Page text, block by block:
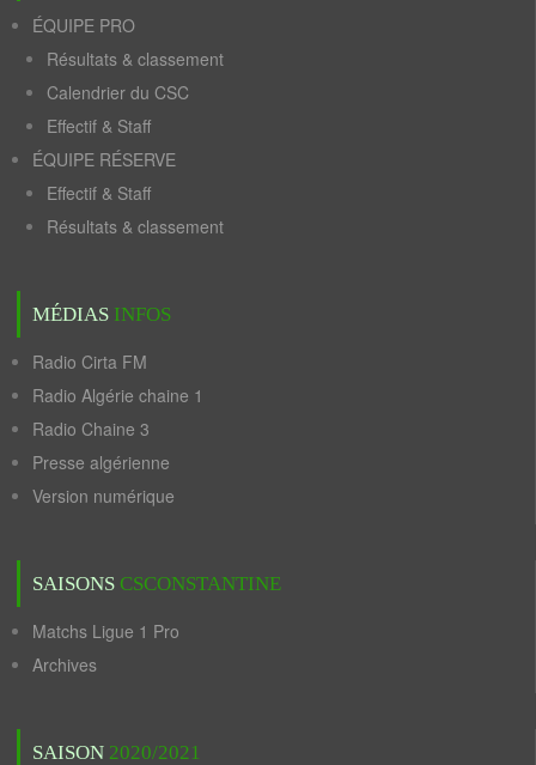
ÉQUIPE PRO
Résultats & classement
Calendrier du CSC
Effectif & Staff
ÉQUIPE RÉSERVE
Effectif & Staff
Résultats & classement
MÉDIAS INFOS
Radio Cirta FM
Radio Algérie chaine 1
Radio Chaine 3
Presse algérienne
Version numérique
SAISONS CSCONSTANTINE
Matchs Ligue 1 Pro
Archives
SAISON 2020/2021